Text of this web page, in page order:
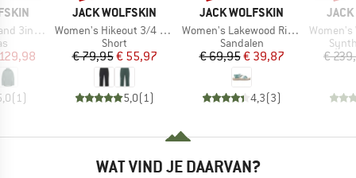
Jacket
prijs
(1)
MERK
JACK WOLFSKIN
Artikel
Women's Hikeout 3/4 Pants
Productgroep
Short
Prijs
€ 79,95Verlaagde prijs
€ 55,97
5,0(1)
MERK
JACK WOLFSKIN
Artikel
Women's Lakewood Ride Sandal
Productgroep
Sandalen
Prijs
€ 69,95Verlaagde prijs
€ 39,87
4,3(3)
MERK
Artikel
Women's
€
WAT VIND JE DAARVAN?